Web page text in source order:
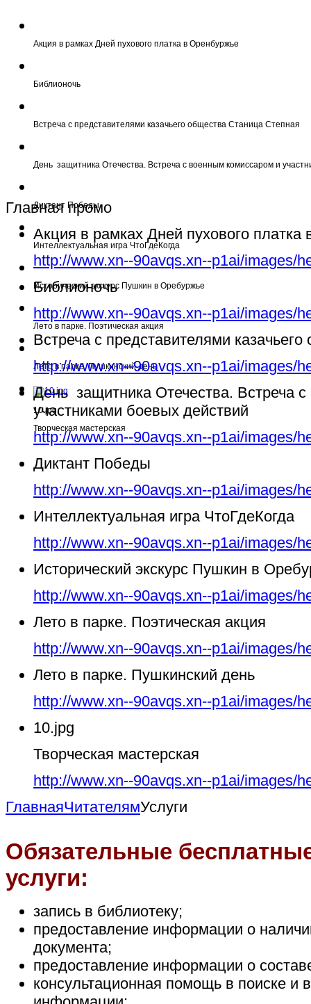
Акция в рамках Дней пухового платка в Оренбуржье
Библионочь
Встреча с представителями казачьего общества Станица Степная
День защитника Отечества. Встреча с военным комиссаром и
Диктант Победы
Интеллектуальная игра ЧтоГдеКогда
Исторический экскурс Пушкин в Оребуржье
Лето в парке. Поэтическая акция
Лето в парке. Пушкинский день
10.jpg
Творческая мастерская
Главная промо
Акция в рамках Дней пухового платка
http://www.xn--90avqs.xn--p1ai/images/
Библионочь
http://www.xn--90avqs.xn--p1ai/images/
Встреча с представителями
http://www.xn--90avqs.xn--p1ai/images/
День защитника Отечества. Встреча
участниками боевых действий
http://www.xn--90avqs.xn--p1ai/images/
Диктант Победы
http://www.xn--90avqs.xn--p1ai/images/
Интеллектуальная игра ЧтоГдеКогда
http://www.xn--90avqs.xn--p1ai/images/
Исторический экскурс Пушкин в
http://www.xn--90avqs.xn--p1ai/images/
Лето в парке. Поэтическая акция
http://www.xn--90avqs.xn--p1ai/images/
Лето в парке. Пушкинский день
http://www.xn--90avqs.xn--p1ai/images/
10.jpg
Творческая мастерская
http://www.xn--90avqs.xn--p1ai/images/
ГлавнаяЧитателямУслуги
Обязательные
услуги:
запись в библиотеку;
предоставление информации о
документа;
предоставление информации о
консультационная помощь в поиске и